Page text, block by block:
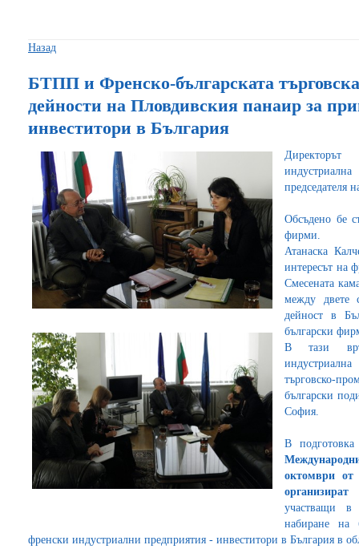
Назад
БТПП и Френско-българската
дейности на Пловдивския панаир за
инвеститори в България
Директорът
председателя
Обсъдено бе
фирми.
Атанаска
интересът на
Смесената
между двете
дейност в
български
В тази
търговско-
български
София.
В
октомври
участващи
набиране на
френски индустриални предприятия - инвеститори в България в